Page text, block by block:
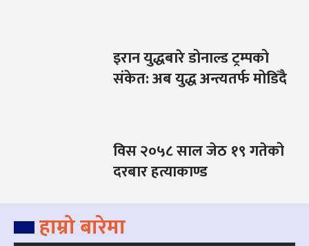
इरान युद्धबारे डोनाल्ड ट्रम्पको
संकेत: अब युद्ध अन्त्यतर्फ मोडिँदै
विस २०५८ साल जेठ १९ गतेको
दरबार हत्याकाण्ड
हाम्रो बारेमा